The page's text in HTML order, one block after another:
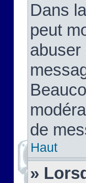
Dans
peut
abuser
de
Haut
»